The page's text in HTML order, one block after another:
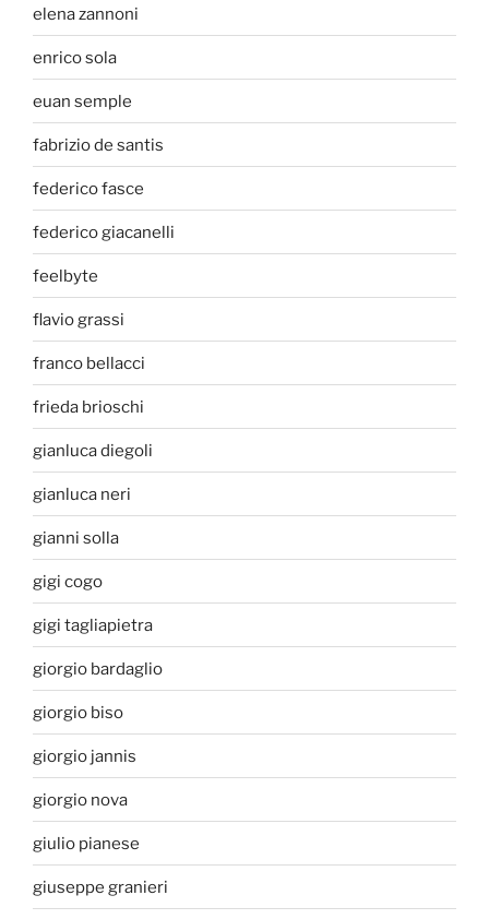
elena zannoni
enrico sola
euan semple
fabrizio de santis
federico fasce
federico giacanelli
feelbyte
flavio grassi
franco bellacci
frieda brioschi
gianluca diegoli
gianluca neri
gianni solla
gigi cogo
gigi tagliapietra
giorgio bardaglio
giorgio biso
giorgio jannis
giorgio nova
giulio pianese
giuseppe granieri